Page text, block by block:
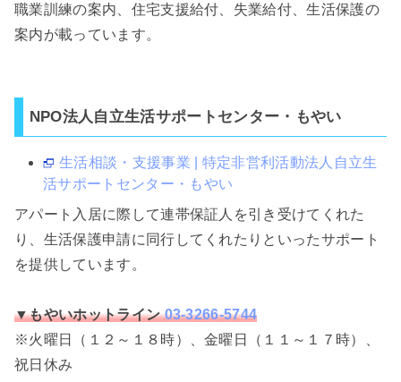
職業訓練の案内、住宅支援給付、失業給付、生活保護の
案内が載っています。
NPO法人自立生活サポートセンター・もやい
生活相談・支援事業 | 特定非営利活動法人自立生
活サポートセンター・もやい
アパート入居に際して連帯保証人を引き受けてくれた
り、生活保護申請に同行してくれたりといったサポート
を提供しています。
▼もやいホットライン03-3266-5744
※火曜日（１２～１８時）、金曜日（１１～１７時）、
祝日休み